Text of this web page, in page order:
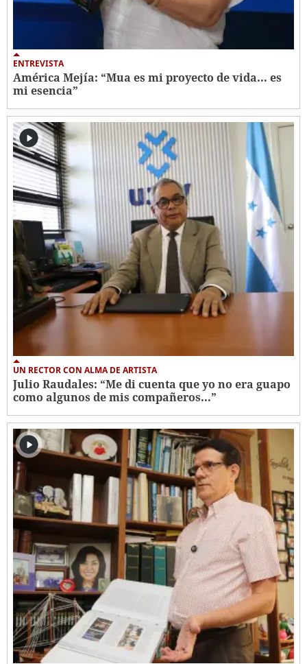
ENTREVISTA
América Mejía: “Mua es mi proyecto de vida... es
mi esencia”
UN RECTOR CON ALMA DE ARTISTA
Julio Raudales: “Me di cuenta que yo no era guapo
como algunos de mis compañeros...”